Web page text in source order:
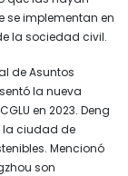
se implementan en
la sociedad civil.
de Asuntos
la nueva
en 2023. Deng
la ciudad de
Mencionó
son